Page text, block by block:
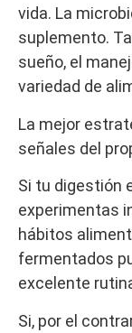
vida. La
suplemento.
sueño, el
variedad de
La mejor
señales del
Si tu digestión
experimentas
hábitos
fermentados
excelente
Si, por el